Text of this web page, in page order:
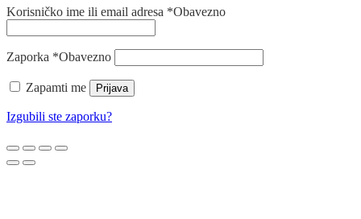
Korisničko ime ili email adresa *Obavezno
Zaporka *Obavezno
Zapamti me Prijava
Izgubili ste zaporku?